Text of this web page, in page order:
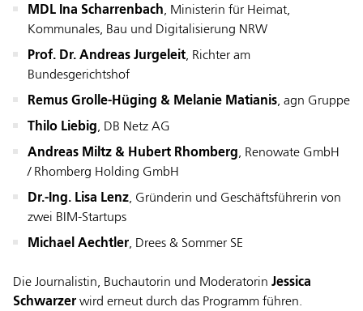
MDL Ina Scharrenbach, Ministerin für Heimat,
Kommunales, Bau und Digitalisierung NRW
Prof. Dr. Andreas Jurgeleit, Richter am
Bundesgerichtshof
Remus Grolle-Hüging & Melanie Matianis, agn Gruppe
Thilo Liebig, DB Netz AG
Andreas Miltz & Hubert Rhomberg, Renowate GmbH
/ Rhomberg Holding GmbH
Dr.-Ing. Lisa Lenz, Gründerin und Geschäftsführerin von
zwei BIM-Startups
Michael Aechtler, Drees & Sommer SE
Die Journalistin, Buchautorin und Moderatorin Jessica
Schwarzer wird erneut durch das Programm führen.